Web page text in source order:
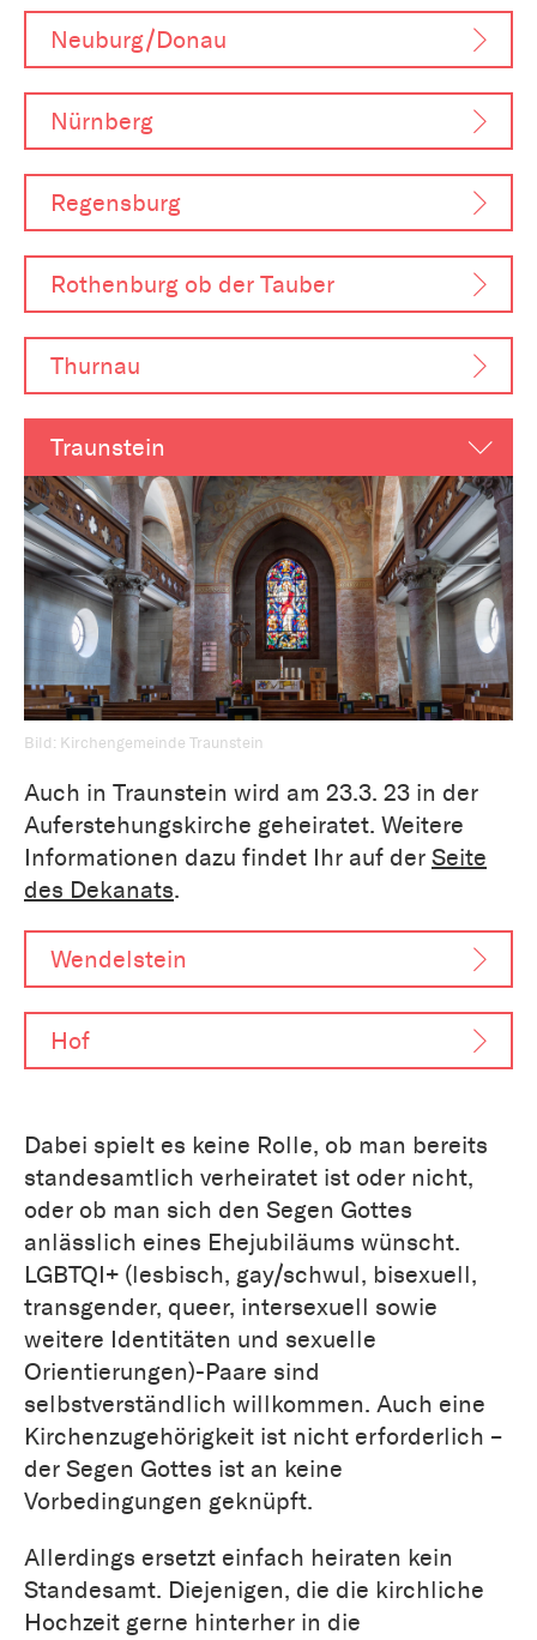
Neuburg/Donau
Nürnberg
Regensburg
Rothenburg ob der Tauber
Thurnau
Traunstein
Bild: Kirchengemeinde Traunstein
Auch in Traunstein wird am 23.3. 23 in der
Auferstehungskirche geheiratet. Weitere
Informationen dazu findet Ihr auf der Seite
des Dekanats.
Wendelstein
Hof
Dabei spielt es keine Rolle, ob man bereits
standesamtlich verheiratet ist oder nicht,
oder ob man sich den Segen Gottes
anlässlich eines Ehejubiläums wünscht.
LGBTQI+ (lesbisch, gay/schwul, bisexuell,
transgender, queer, intersexuell sowie
weitere Identitäten und sexuelle
Orientierungen)-Paare sind
selbstverständlich willkommen. Auch eine
Kirchenzugehörigkeit ist nicht erforderlich –
der Segen Gottes ist an keine
Vorbedingungen geknüpft.
Allerdings ersetzt einfach heiraten kein
Standesamt. Diejenigen, die die kirchliche
Hochzeit gerne hinterher in die